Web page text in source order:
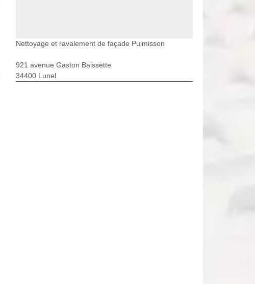
Nettoyage et ravalement de façade Puimisson
921 avenue Gaston Baissette
34400 Lunel